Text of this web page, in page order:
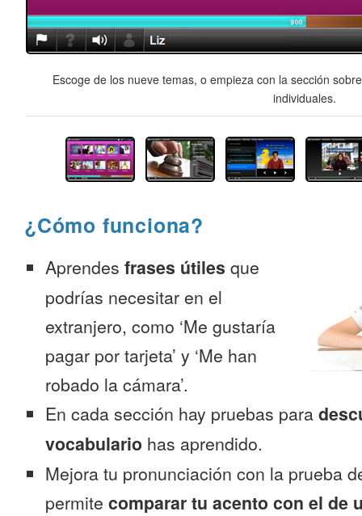
Escoge de los nueve temas, o empieza con la sección
individuales.
¿Cómo funciona?
Aprendes frases útiles que
podrías necesitar en el
extranjero, como ‘Me gustaría
pagar por tarjeta’ y ‘Me han
robado la cámara’.
En cada sección hay pruebas para
vocabulario has aprendido.
Mejora tu pronunciación con la prueba
permite comparar tu acento con el de